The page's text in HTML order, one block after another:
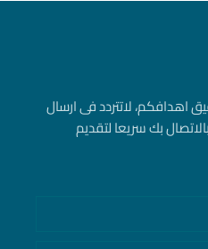
اهدافكم، لاتتردد فى ارسال
بك سريعا لتقديم